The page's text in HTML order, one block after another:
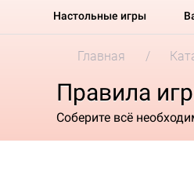
Настольные игры
Главная
Правила
Соберите всё